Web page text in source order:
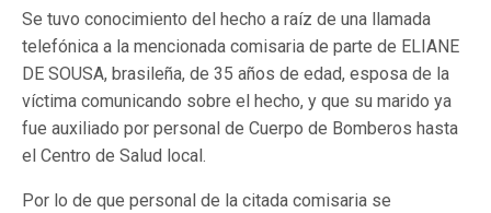
Se tuvo conocimiento del hecho a raíz de una llamada
telefónica a la mencionada comisaria de parte de ELIANE
DE SOUSA, brasileña, de 35 años de edad, esposa de la
víctima comunicando sobre el hecho, y que su marido ya
fue auxiliado por personal de Cuerpo de Bomberos hasta
el Centro de Salud local.
Por lo de que personal de la citada comisaria se